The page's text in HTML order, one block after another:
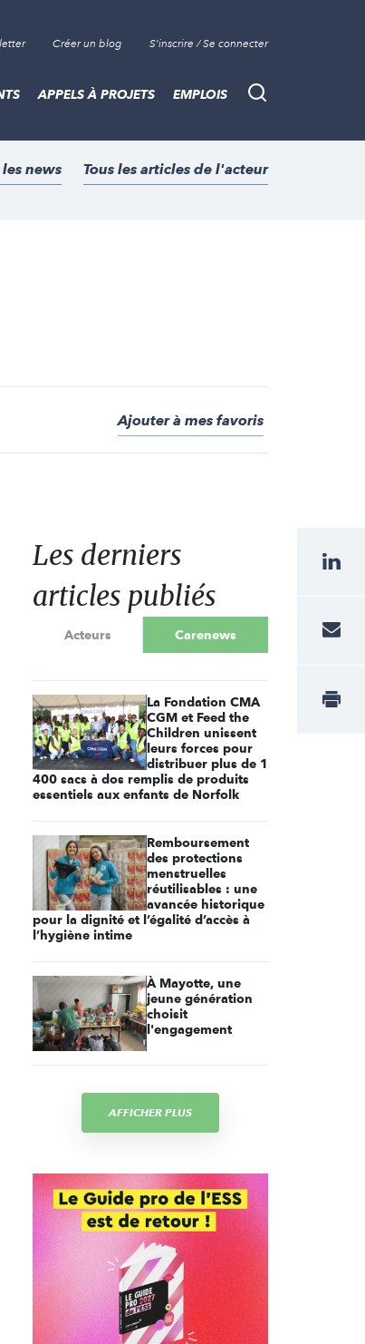
Créer un blog S'inscrire / Se connecter
Recherche
APPELS À PROJETS EMPLOIS
news Tous les articles de l'acteur
Ajouter à mes favoris
Les derniers
articles publiés
Acteurs Carenews
La Fondation CMA
CGM et Feed the
Children unissent
leurs forces pour
distribuer plus de 1
400 sacs à dos remplis de produits
essentiels aux enfants de Norfolk
Remboursement
des protections
menstruelles
réutilisables : une
avancée historique
pour la dignité et l’égalité d’accès à
l’hygiène intime
À Mayotte, une
jeune génération
choisit
l'engagement
AFFICHER PLUS